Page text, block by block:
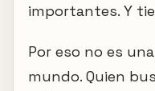
importantes. Y
Por eso no es
mundo. Quien